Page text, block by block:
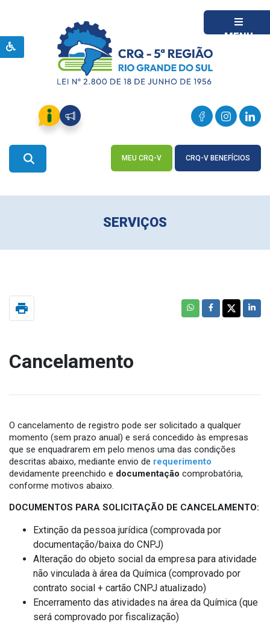
MENU
MEU CRQ-V CRQ-V BENEFÍCIOS
SERVIÇOS
print
Cancelamento
O cancelamento de registro pode ser solicitado a qualquer
momento (sem prazo anual) e será concedido às empresas
que se enquadrarem em pelo menos uma das condições
descritas abaixo, mediante envio de requerimento
devidamente preenchido e documentação comprobatória,
conforme motivos abaixo.
DOCUMENTOS PARA SOLICITAÇÃO DE CANCELAMENTO:
Extinção da pessoa jurídica (comprovada por
documentação/baixa do CNPJ)
Alteração do objeto social da empresa para atividade
não vinculada à área da Química (comprovado por
contrato social + cartão CNPJ atualizado)
Encerramento das atividades na área da Química (que
será comprovado por fiscalização)